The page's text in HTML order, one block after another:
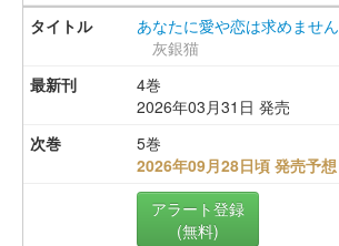
あなたに愛や恋は求めません
灰銀猫
4巻
2026年03月31日 発売
5巻
2026年09月28日頃 発売予想
アラート登録
(無料)